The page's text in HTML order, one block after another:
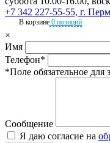
+7 342 227-55-55, г.
В корзине 0 позиций
×
Имя
Телефон*
*Поле обязательное для
Сообщение
Я даю согласие на